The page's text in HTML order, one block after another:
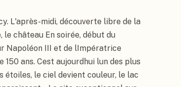
L'après-midi, découverte libre de la
château En soirée, début du
Napoléon III et de lImpératrice
ans. Cest aujourdhui lun des plus
étoiles, le ciel devient couleur, le lac